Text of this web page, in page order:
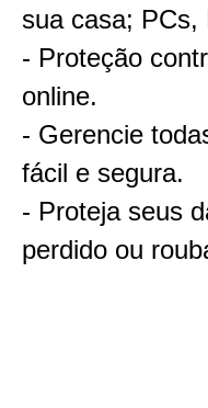
sua casa; PCs,
- Proteção
online.
- Gerencie
fácil e segura.
- Proteja seus
perdido ou